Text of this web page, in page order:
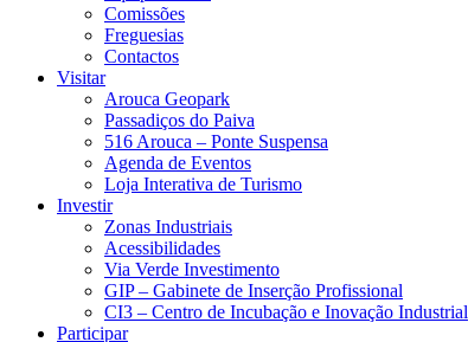
Comissões
Freguesias
Contactos
Visitar
Arouca Geopark
Passadiços do Paiva
516 Arouca – Ponte Suspensa
Agenda de Eventos
Loja Interativa de Turismo
Investir
Zonas Industriais
Acessibilidades
Via Verde Investimento
GIP – Gabinete de Inserção Profissional
CI3 – Centro de Incubação e Inovação Industrial
Participar